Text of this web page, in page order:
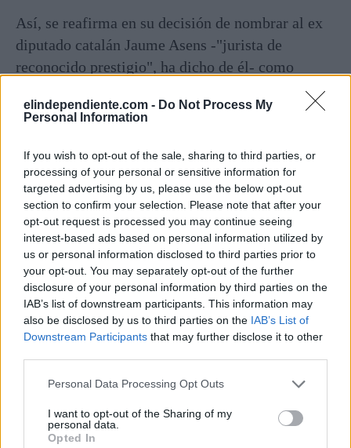
elindependiente.com - Do Not Process My
Personal Information
If you wish to opt-out of the sale, sharing to third parties, or
processing of your personal or sensitive information for
targeted advertising by us, please use the below opt-out
section to confirm your selection. Please note that after your
opt-out request is processed you may continue seeing
interest-based ads based on personal information utilized by
us or personal information disclosed to third parties prior to
your opt-out. You may separately opt-out of the further
disclosure of your personal information by third parties on the
IAB’s list of downstream participants. This information may
also be disclosed by us to third parties on the IAB’s List of
Downstream Participants that may further disclose it to other
Personal Data Processing Opt Outs
I want to opt-out of the Sharing of my
personal data.
Opted In
Así, se reafirma en su decisión de nombrar al ex
diputado catalán Jaume Asens -"jurista de
reconocido prestigio", ha dicho de él- como
Waterloo, Carles Puigdemont, desde el momento
dependerá, como poco, de la abstención de los
siete diputados de Junts.